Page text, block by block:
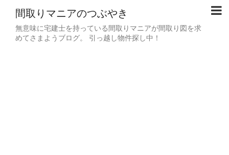
間取りマニアのつぶやき
無意味に宅建士を持っている間取りマニアが間取り図を求
めてさまようブログ。 引っ越し物件探し中！